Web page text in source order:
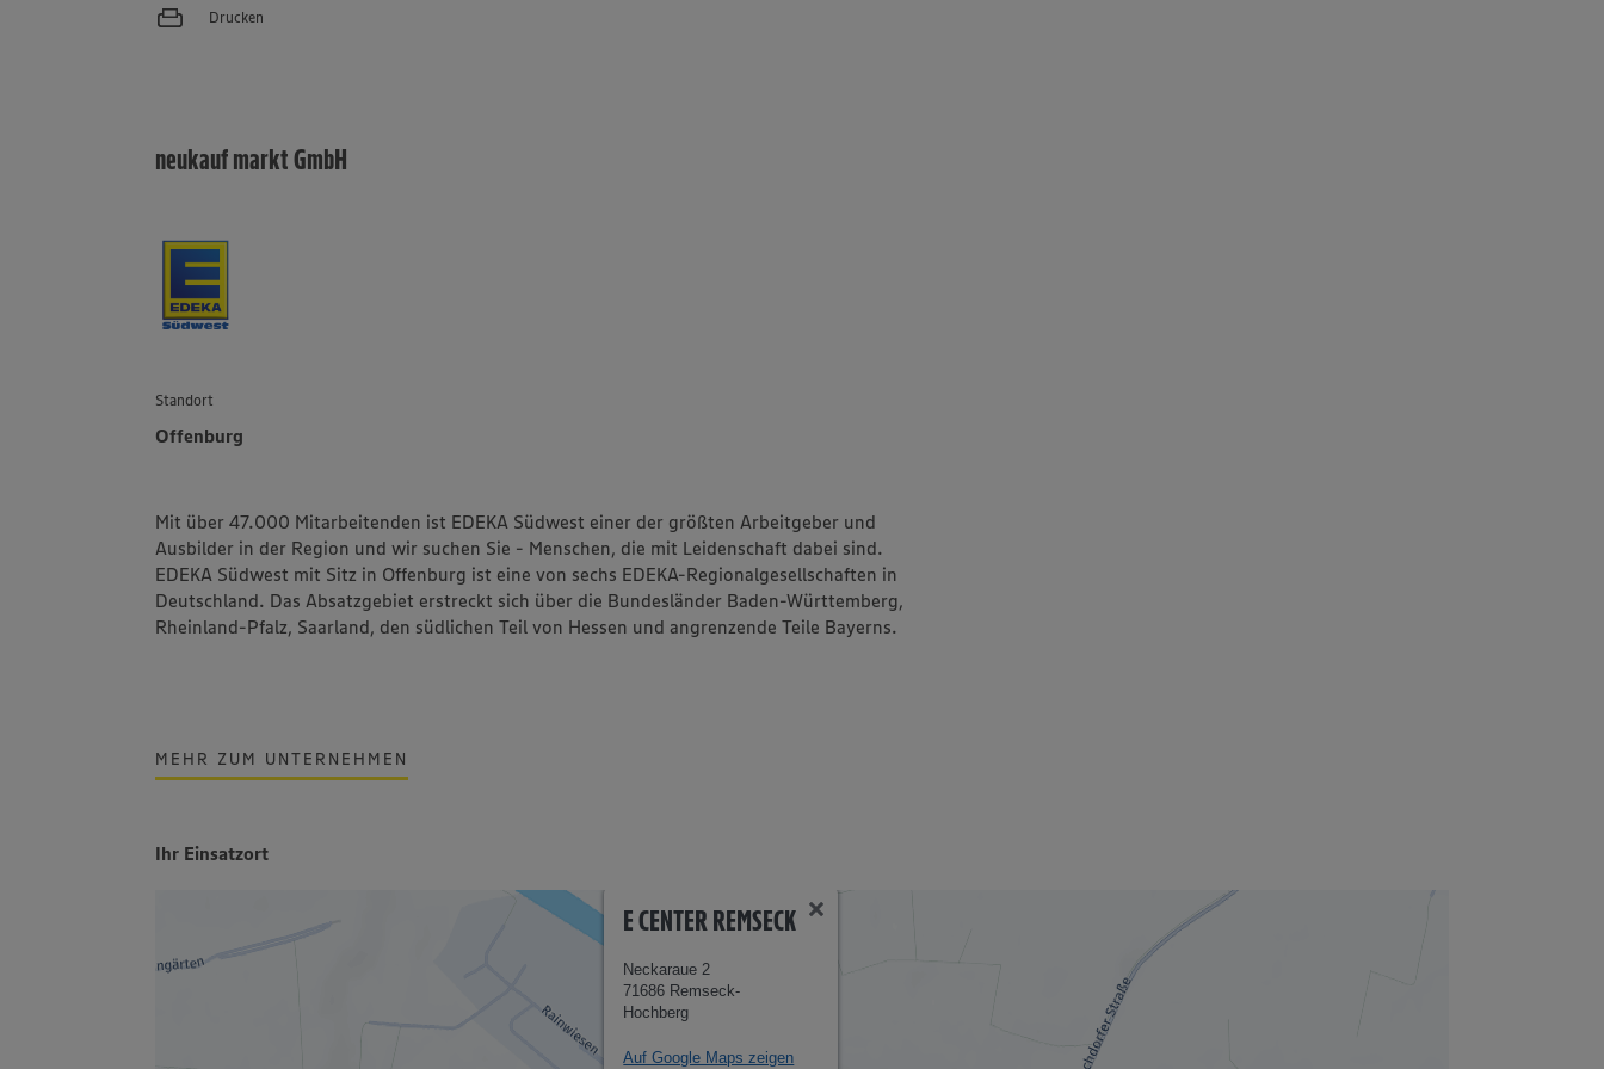
Drucken
neukauf markt GmbH
Standort
Offenburg
Mit über 47.000 Mitarbeitenden ist EDEKA Südwest einer der größten Arbeitgeber und
Ausbilder in der Region und wir suchen Sie - Menschen, die mit Leidenschaft dabei sind.
EDEKA Südwest mit Sitz in Offenburg ist eine von sechs EDEKA-Regionalgesellschaften in
Deutschland. Das Absatzgebiet erstreckt sich über die Bundesländer Baden-Württemberg,
Rheinland-Pfalz, Saarland, den südlichen Teil von Hessen und angrenzende Teile Bayerns.
MEHR ZUM UNTERNEHMEN
Ihr Einsatzort
E CENTER REMSECK
Neckaraue 2
71686 Remseck-
Hochberg
Auf Google Maps zeigen